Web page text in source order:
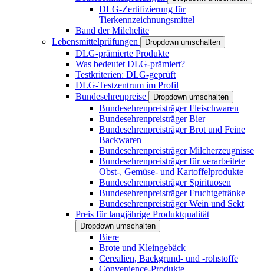
DLG-Zertifizierung für
Tierkennzeichnungsmittel
Band der Milchelite
Lebensmittelprüfungen
Dropdown umschalten
DLG-prämierte Produkte
Was bedeutet DLG-prämiert?
Testkriterien: DLG-geprüft
DLG-Testzentrum im Profil
Bundesehrenpreise
Dropdown umschalten
Bundesehrenpreisträger Fleischwaren
Bundesehrenpreisträger Bier
Bundesehrenpreisträger Brot und Feine
Backwaren
Bundesehrenpreisträger Milcherzeugnisse
Bundesehrenpreisträger für verarbeitete
Obst-, Gemüse- und Kartoffelprodukte
Bundesehrenpreisträger Spirituosen
Bundesehrenpreisträger Fruchtgetränke
Bundesehrenpreisträger Wein und Sekt
Preis für langjährige Produktqualität
Dropdown umschalten
Biere
Brote und Kleingebäck
Cerealien, Backgrund- und -rohstoffe